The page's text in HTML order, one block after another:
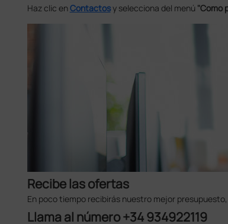
Haz clic enContactosy selecciona del menú "Como
Recibe las ofertas
En poco tiempo recibirás nuestro mejor
Llama al número +34 934922119